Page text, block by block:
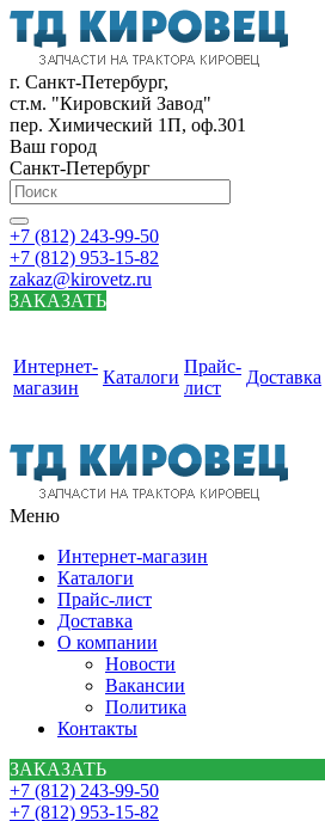
г. Санкт-Петербург,
ст.м. "Кировский Завод"
пер. Химический 1П, оф.301
Ваш город
Санкт-Петербург
+7 (812) 243-99-50
+7 (812) 953-15-82
zakaz@kirovetz.ru
ЗАКАЗАТЬ
Интернет-
магазин
Каталоги
Прайс-
лист
Доставка
Меню
Интернет-магазин
Каталоги
Прайс-лист
Доставка
О компании
Новости
Вакансии
Политика
Контакты
ЗАКАЗАТЬ
+7 (812) 243-99-50
+7 (812) 953-15-82